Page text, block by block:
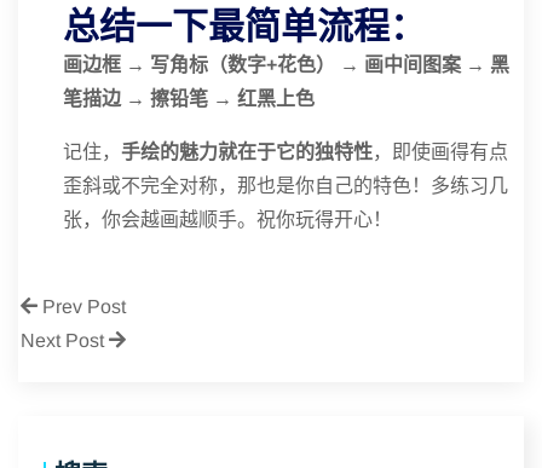
总结一下最简单流程：
画边框 → 写角标（数字+花色） → 画中间图案 → 黑
笔描边 → 擦铅笔 → 红黑上色
记住， 手绘的魅力就在于它的独特性，即使画得有点
歪斜或不完全对称，那也是你自己的特色！多练习几
张，你会越画越顺手。祝你玩得开心！
Prev Post
Next Post